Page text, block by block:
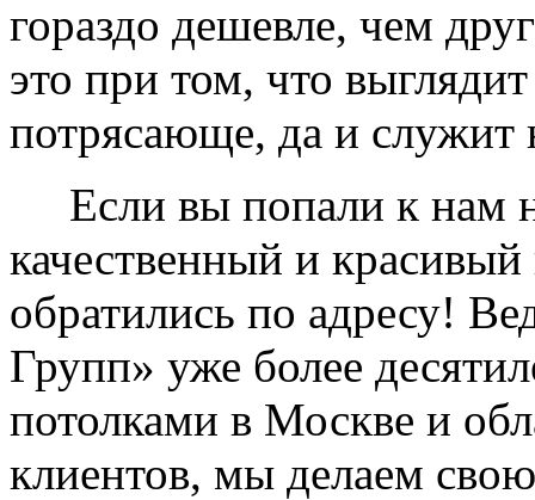
гораздо дешевле, чем
это при том, что
потрясающе, да и служит
Если вы попали к нам
качественный и
обратились по адресу!
Групп» уже более
потолками в Москве и
клиентов, мы делаем